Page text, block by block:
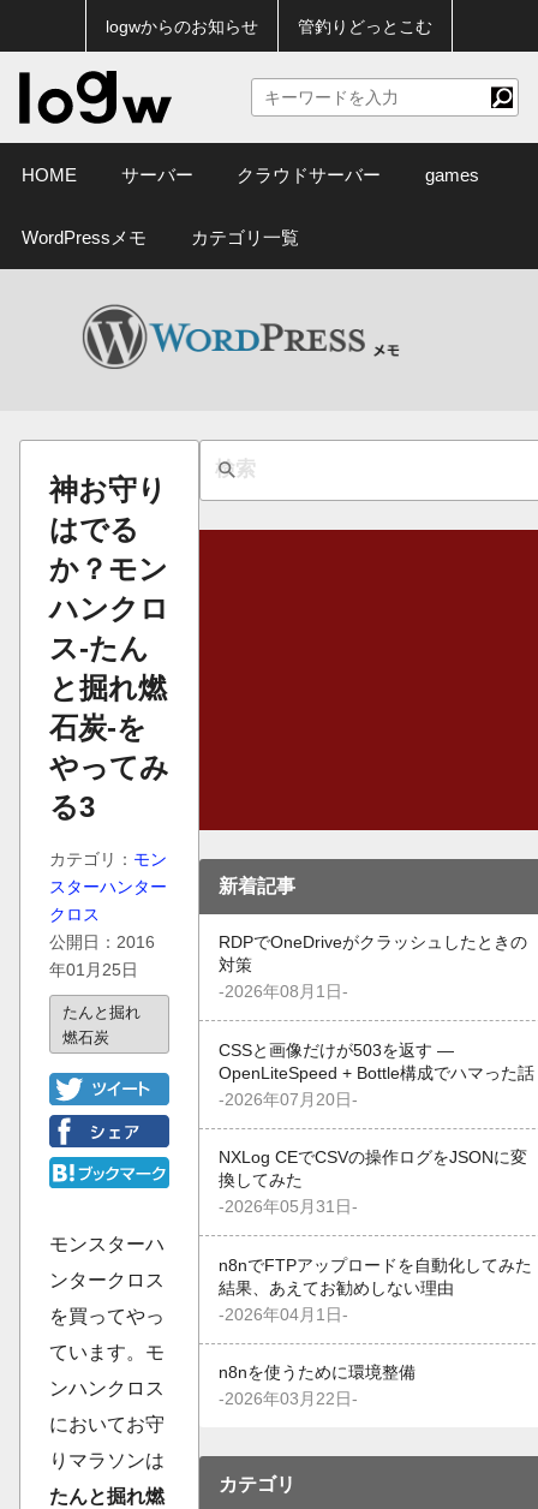
logwからのお知らせ 管釣りどっとこむ
HOME サーバー クラウドサーバー games
WordPressメモ カテゴリ一覧
神お守り
はでる
か？モン
ハンクロ
ス-たん
と掘れ燃
石炭-を
やってみ
る3
カテゴリ： モン
スターハンター
クロス
公開日：2016
年01月25日
たんと掘れ
燃石炭
モンスターハ
ンタークロス
を買ってやっ
ています。モ
ンハンクロス
においてお守
りマラソンは
たんと掘れ燃
新着記事
RDPでOneDriveがクラッシュしたときの
対策
-2026年08月1日-
CSSと画像だけが503を返す —
OpenLiteSpeed + Bottle構成でハマった話
-2026年07月20日-
NXLog CEでCSVの操作ログをJSONに変
換してみた
-2026年05月31日-
n8nでFTPアップロードを自動化してみた
結果、あえてお勧めしない理由
-2026年04月1日-
n8nを使うために環境整備
-2026年03月22日-
カテゴリ